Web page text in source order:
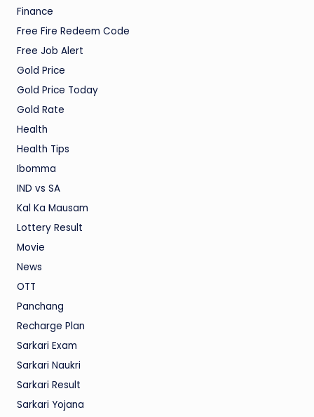
Finance
Free Fire Redeem Code
Free Job Alert
Gold Price
Gold Price Today
Gold Rate
Health
Health Tips
Ibomma
IND vs SA
Kal Ka Mausam
Lottery Result
Movie
News
OTT
Panchang
Recharge Plan
Sarkari Exam
Sarkari Naukri
Sarkari Result
Sarkari Yojana